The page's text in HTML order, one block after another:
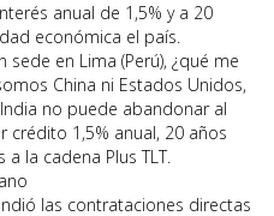
anual de 1,5% y a 20
económica el país.
en Lima (Perú), ¿qué me
China ni Estados Unidos,
no puede abandonar al
1,5% anual, 20 años
la cadena Plus TLT.
las contrataciones directas